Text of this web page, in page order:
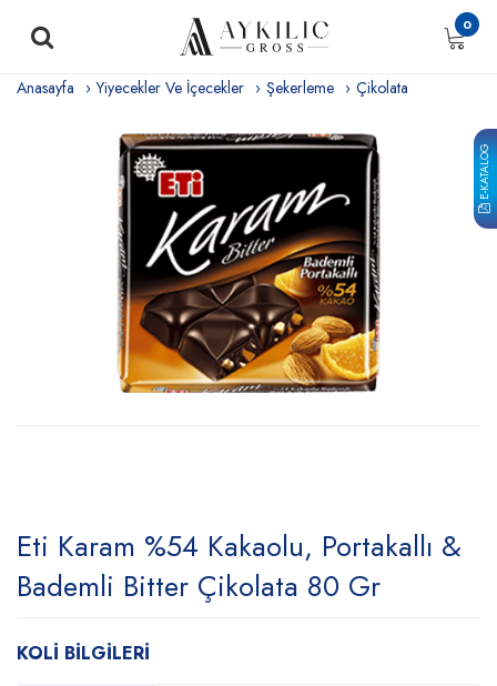
E-KATALOG
0
Anasayfa Yiyecekler Ve İçecekler Şekerleme Çikolata
Eti Karam %54 Kakaolu, Portakallı &
Bademli Bitter Çikolata 80 Gr
KOLİ BİLGİLERİ